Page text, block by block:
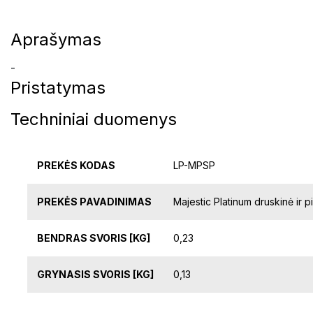
Aprašymas
-
Pristatymas
Techniniai duomenys
PREKĖS KODAS LP-MPSP
PREKĖS PAVADINIMAS Majestic Platinum druskinė ir
BENDRAS SVORIS [KG] 0,23
GRYNASIS SVORIS [KG] 0,13